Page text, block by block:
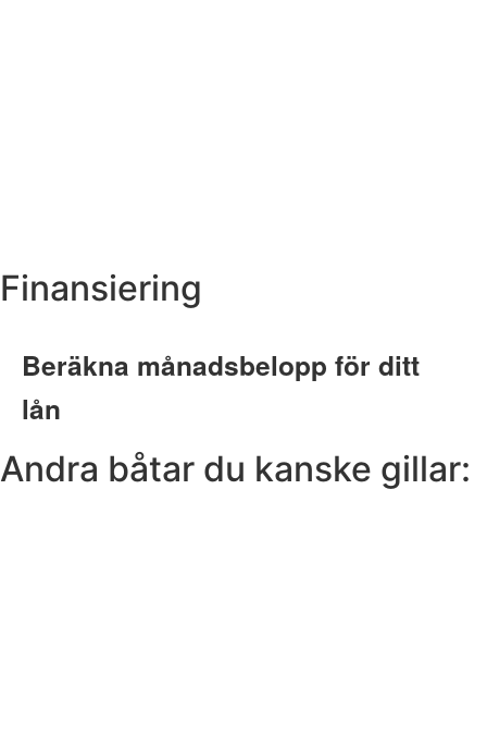
Finansiering
Andra båtar du kanske gillar: